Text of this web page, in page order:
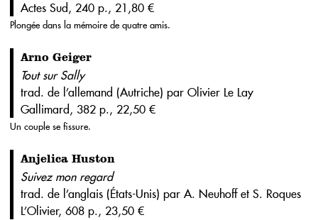
Actes Sud, 240 p., 21,80 €
Plongée dans la mémoire de quatre amis.
Arno Geiger
Tout sur Sally
trad. de l’allemand (Autriche) par Olivier Le Lay
Gallimard, 382 p., 22,50 €
Un couple se fissure.
Anjelica Huston
Suivez mon regard
trad. de l’anglais (États-Unis) par A. Neuhoff et S. Roques
L’Olivier, 608 p., 23,50 €